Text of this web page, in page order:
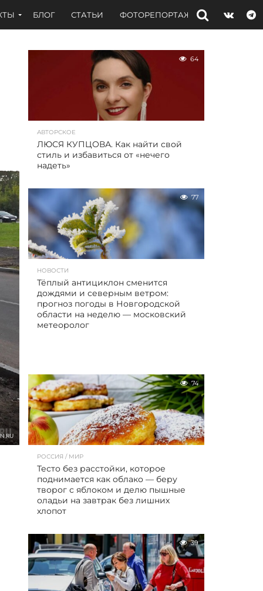
БЛОГ СТАТЬИ ФОТОРЕПОРТАЖИ ИНТЕРВЬЮ
64
АВТОРСКОЕ
ЛЮСЯ КУПЦОВА. Как найти свой
стиль и избавиться от «нечего
надеть»
77
НОВОСТИ
Тёплый антициклон сменится
дождями и северным ветром:
прогноз погоды в Новгородской
области на неделю — московский
метеоролог
74
РОССИЯ / МИР
Тесто без расстойки, которое
поднимается как облако — беру
творог с яблоком и делю пышные
оладьи на завтрак без лишних
хлопот
39